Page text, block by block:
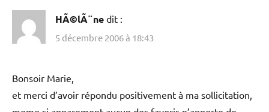
HÃ©lÃ¨ne dit :
5 décembre 2006 à 18:43
Bonsoir Marie,
et merci d’avoir répondu positivement à ma sollicitation,